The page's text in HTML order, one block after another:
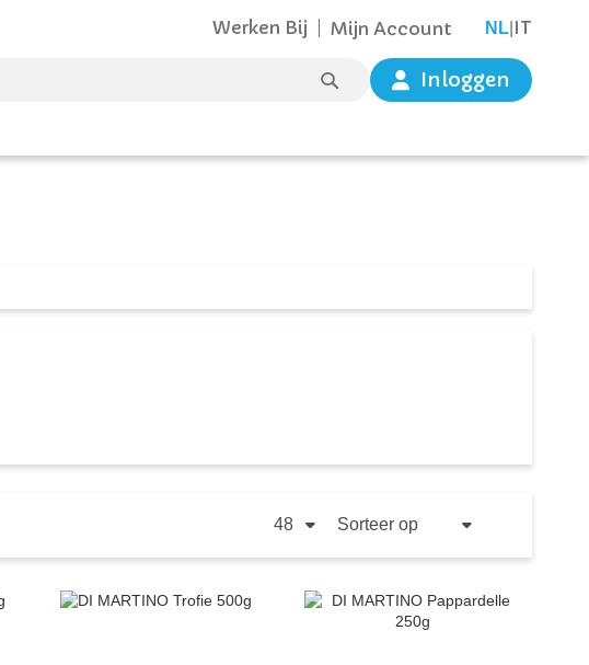
Werken Bij Mijn Account TAALNL IT
ZOEK Inloggen
TOON
PER
SORTEER
VAN
NAAR